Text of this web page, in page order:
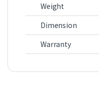
Weight
Dimension
Warranty